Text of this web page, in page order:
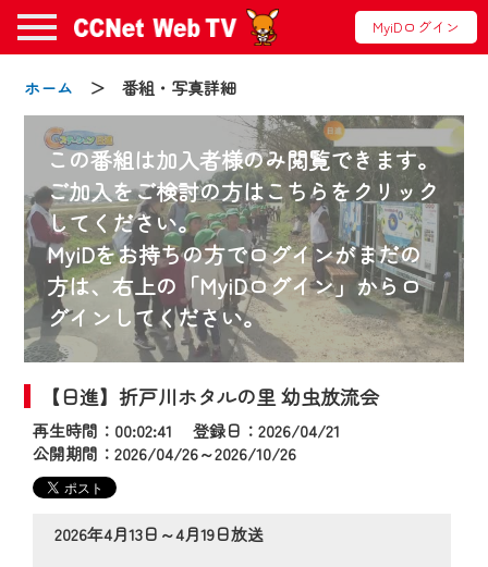
MyiDログイン
ホーム ＞ 番組・写真詳細
この番組は加入者様のみ閲覧できます。
ご加入をご検討の方はこちらをクリック
してください。
MyiDをお持ちの方でログインがまだの
方は、右上の「MyiDログイン」からロ
グインしてください。
【日進】折戸川ホタルの里 幼虫放流会
再生時間：00:02:41 登録日：2026/04/21
公開期間：2026/04/26～2026/10/26
2026年4月13日～4月19日放送
お知らせ
2024/09/02
動画配信サービス『CCNet Web TV』は2024
年9月24日からリニューアルします！
【変更点】
◆デザイン変更により、お住まいの地域
の動画コンテンツが一目瞭然。
◆当社アプリやＰＣブラウザから、いつ
でも・どこでも・外出先でも！